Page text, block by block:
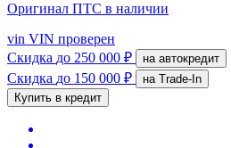
Оригинал ПТС в наличии
vin VIN проверен
Скидка до 250 000 ₽ на автокредит
Скидка до 150 000 ₽
на Trade-In
Купить в кредит